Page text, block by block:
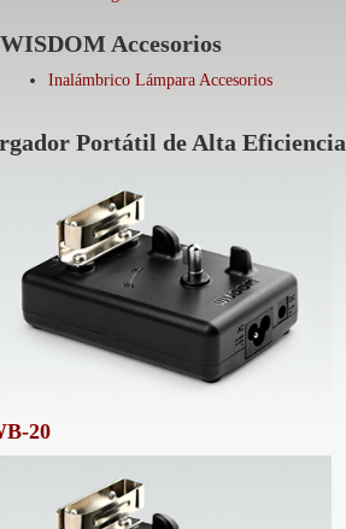
WISDOM Accesorios
Inalámbrico Lámpara Accesorios
Portátil de Alta Eficiencia
20